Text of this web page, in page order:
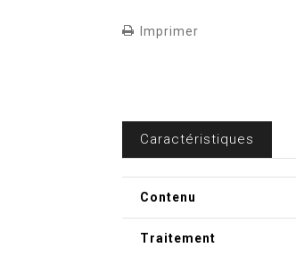
Imprimer
Caractéristiques
Contenu
Traitement